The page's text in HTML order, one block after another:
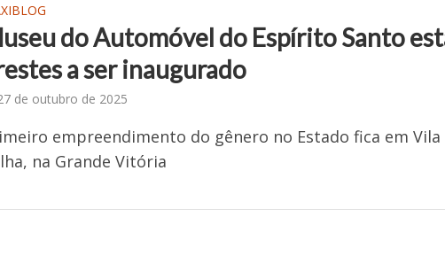
do Automóvel do Espírito Santo
a ser inaugurado
de outubro de 2025
empreendimento do gênero no Estado fica em Vila
na Grande Vitória